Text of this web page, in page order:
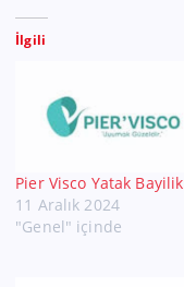
İlgili
Pier Visco Yatak Bayilik
11 Aralık 2024
"Genel" içinde